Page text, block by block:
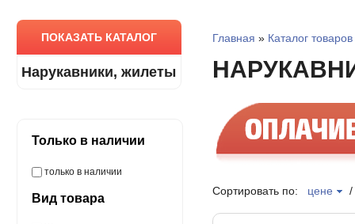
ПОКАЗАТЬ КАТАЛОГ
Нарукавники, жилеты
Только в наличии
только в наличии
Вид товара
Главная » Каталог товаров
Сортировать по: цене